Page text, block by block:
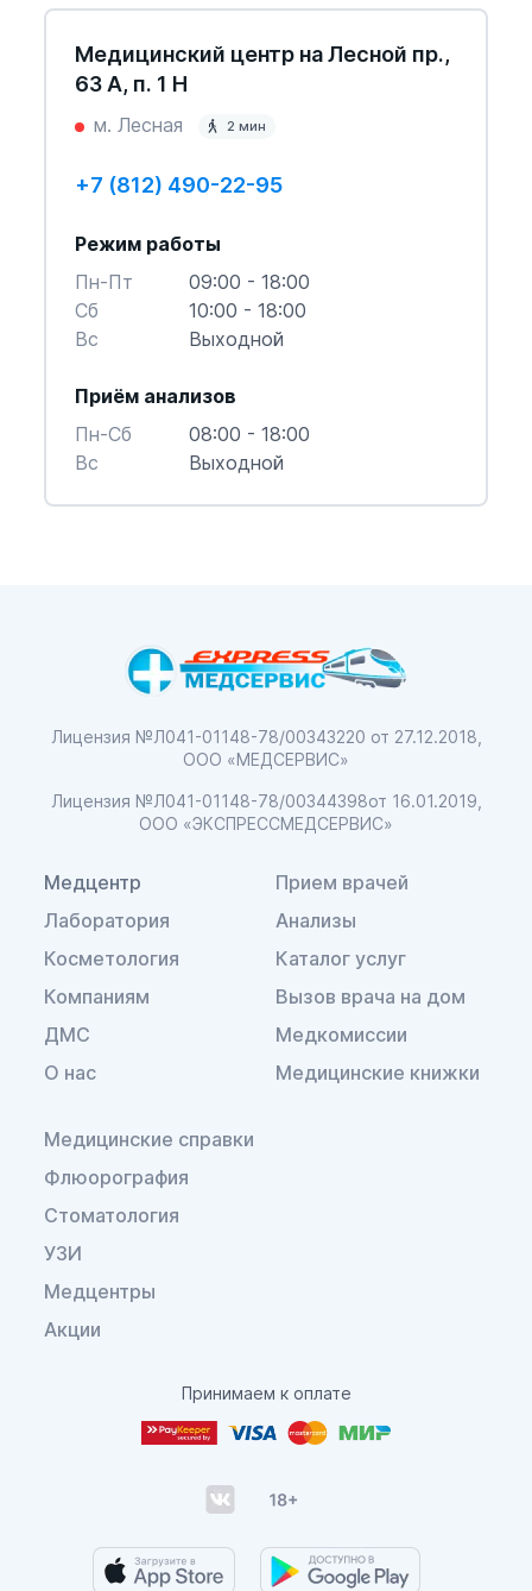
Медицинский центр на Лесной пр.,
63 А, п. 1 Н
м. Лесная 2 мин
+7 (812) 490-22-95
Режим работы
Пн-Пт
09:00 - 18:00
Cб
10:00 - 18:00
Вс
Выходной
Приём анализов
Пн-Cб
08:00 - 18:00
Вс
Выходной
Лицензия №Л041-01148-78/00343220 от 27.12.2018,
ООО «МЕДСЕРВИС»
Лицензия №Л041-01148-78/00344398от 16.01.2019,
ООО «ЭКСПРЕССМЕДСЕРВИС»
Медцентр
Лаборатория
Косметология
Компаниям
ДМС
О нас
Прием врачей
Анализы
Каталог услуг
Вызов врача на дом
Медкомиссии
Медицинские книжки
Медицинские справки
Флюорография
Стоматология
УЗИ
Медцентры
Акции
Принимаем к оплате